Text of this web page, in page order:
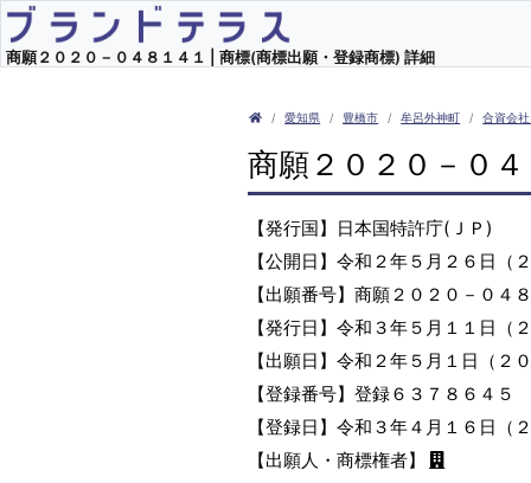
商願２０２０－０４８１４１ | 商標(商標出願・登録商標) 詳細
愛知県 豊橋市 牟呂外神町 合資会
商願２０２０－０４
【発行国】日本国特許庁(ＪＰ)
【公開日】令和２年５月２６日（
【出願番号】商願２０２０－０４
【発行日】令和３年５月１１日（
【出願日】令和２年５月１日（２
【登録番号】登録６３７８６４５
【登録日】令和３年４月１６日（
【出願人・商標権者】